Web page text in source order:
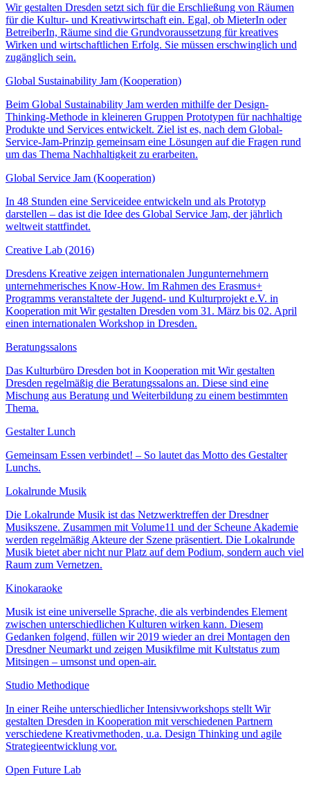
Wir gestalten Dresden setzt sich für die Erschließung von Räumen
für die Kultur- und Kreativwirtschaft ein. Egal, ob MieterIn oder
BetreiberIn, Räume sind die Grundvoraussetzung für kreatives
Wirken und wirtschaftlichen Erfolg. Sie müssen erschwinglich und
zugänglich sein.
Global Sustainability Jam (Kooperation)
Beim Global Sustainability Jam werden mithilfe der Design-
Thinking-Methode in kleineren Gruppen Prototypen für nachhaltige
Produkte und Services entwickelt. Ziel ist es, nach dem Global-
Service-Jam-Prinzip gemeinsam eine Lösungen auf die Fragen rund
um das Thema Nachhaltigkeit zu erarbeiten.
Global Service Jam (Kooperation)
In 48 Stunden eine Serviceidee entwickeln und als Prototyp
darstellen – das ist die Idee des Global Service Jam, der jährlich
weltweit stattfindet.
Creative Lab (2016)
Dresdens Kreative zeigen internationalen Jungunternehmern
unternehmerisches Know-How. Im Rahmen des Erasmus+
Programms veranstaltete der Jugend- und Kulturprojekt e.V. in
Kooperation mit Wir gestalten Dresden vom 31. März bis 02. April
einen internationalen Workshop in Dresden.
Beratungssalons
Das Kulturbüro Dresden bot in Kooperation mit Wir gestalten
Dresden regelmäßig die Beratungssalons an. Diese sind eine
Mischung aus Beratung und Weiterbildung zu einem bestimmten
Thema.
Gestalter Lunch
Gemeinsam Essen verbindet! – So lautet das Motto des Gestalter
Lunchs.
Lokalrunde Musik
Die Lokalrunde Musik ist das Netzwerktreffen der Dresdner
Musikszene. Zusammen mit Volume11 und der Scheune Akademie
werden regelmäßig Akteure der Szene präsentiert. Die Lokalrunde
Musik bietet aber nicht nur Platz auf dem Podium, sondern auch viel
Raum zum Vernetzen.
Kinokaraoke
Musik ist eine universelle Sprache, die als verbindendes Element
zwischen unterschiedlichen Kulturen wirken kann. Diesem
Gedanken folgend, füllen wir 2019 wieder an drei Montagen den
Dresdner Neumarkt und zeigen Musikfilme mit Kultstatus zum
Mitsingen – umsonst und open-air.
Studio Methodique
In einer Reihe unterschiedlicher Intensivworkshops stellt Wir
gestalten Dresden in Kooperation mit verschiedenen Partnern
verschiedene Kreativmethoden, u.a. Design Thinking und agile
Strategieentwicklung vor.
Open Future Lab